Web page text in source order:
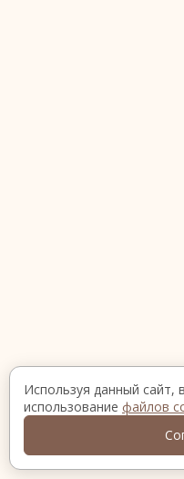
Используя данный сайт,
использование файлов